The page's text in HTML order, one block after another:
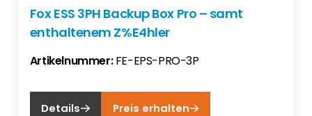
Fox ESS 3PH Backup Box Pro – samt
enthaltenem Z%E4hler
Artikelnummer:FE-EPS-PRO-3P
Details Preis erhalten